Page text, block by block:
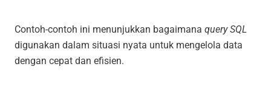
Contoh-contoh ini menunjukkan bagaimana query SQL
digunakan dalam situasi nyata untuk mengelola data
dengan cepat dan efisien.